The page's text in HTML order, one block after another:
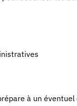
à un